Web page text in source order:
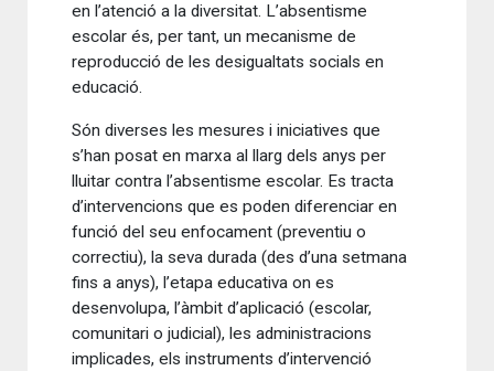
en l’atenció a la diversitat. L’absentisme
escolar és, per tant, un mecanisme de
reproducció de les desigualtats socials en
educació.
Són diverses les mesures i iniciatives que
s’han posat en marxa al llarg dels anys per
lluitar contra l’absentisme escolar. Es tracta
d’intervencions que es poden diferenciar en
funció del seu enfocament (preventiu o
correctiu), la seva durada (des d’una setmana
fins a anys), l’etapa educativa on es
desenvolupa, l’àmbit d’aplicació (escolar,
comunitari o judicial), les administracions
implicades, els instruments d’intervenció